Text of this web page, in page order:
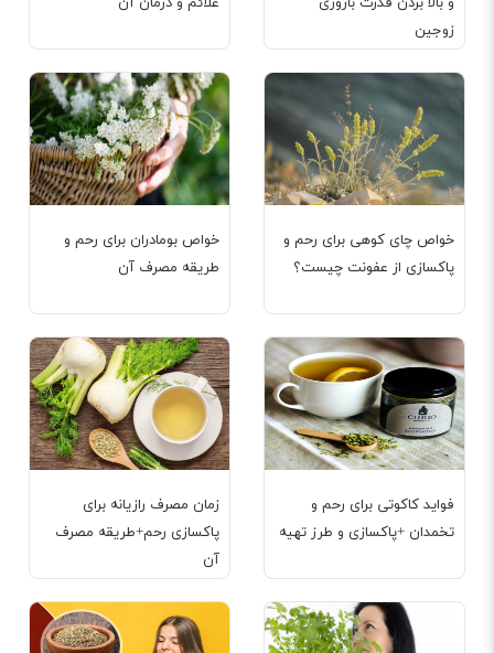
زوجین
خواص بومادران برای رحم و
طریقه مصرف آن
خواص چای کوهی برای رحم و
پاکسازی از عفونت چیست؟
زمان مصرف رازیانه برای
پاکسازی رحم+طریقه مصرف
آن
فواید کاکوتی برای رحم و
تخمدان +پاکسازی و طرز تهیه